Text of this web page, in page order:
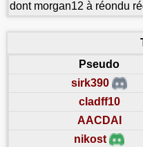
dont morgan12 à réondu
Pseudo
sirk390
cladff10
AACDAI
nikost